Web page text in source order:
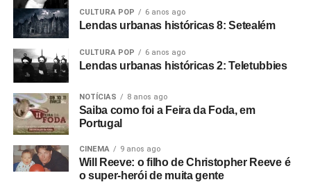
Foto: Reprodução Internet
estava começando como cineasta na época, autodidata,
filmando em 8mm.
E começamos um filme que não deu em nada. O show do
The Panik na última noite do Electric Circus. Estava muito
escuro e a filmagem ficou péssima. Acabou ficando de
lado. Aí o Rob me ligou e disse: “Estou empresariando
uma banda nova chamada Warsaw e me perguntou se eu
queria ir vê-los no The Factory”.
Fui vê-los no antigo Russell Club e eles foram
CULTURA POP 6 anos ago
Lendas urbanas históricas 8: Setealém
CULTURA POP 6 anos ago
Lendas urbanas históricas 2: Teletubbies
NOTÍCIAS 8 anos ago
Saiba como foi a Feira da Foda, em
Portugal
CINEMA 9 anos ago
Will Reeve: o filho de Christopher Reeve é
o super-herói de muita gente